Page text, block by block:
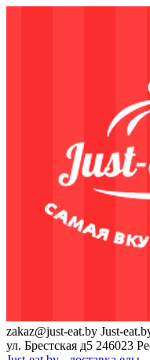
zakaz@just-eat.by Just-
ул. Брестская д5 246023